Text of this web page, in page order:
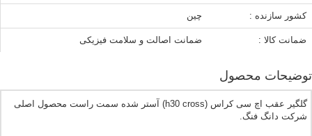
کشور سازنده : چین
ضمانت کالا : ضمانت اصالت و سلامت فیزیکی
توضیحات محصول
گلگیر عقب اچ سی کراس (h30 cross) آستر شده سمت راست محصول اصلی
شرکت دانگ فنگ.